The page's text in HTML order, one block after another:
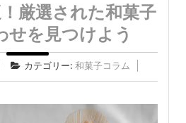
厳選された和菓子
せを見つけよう
カテゴリー: 和菓子コラム